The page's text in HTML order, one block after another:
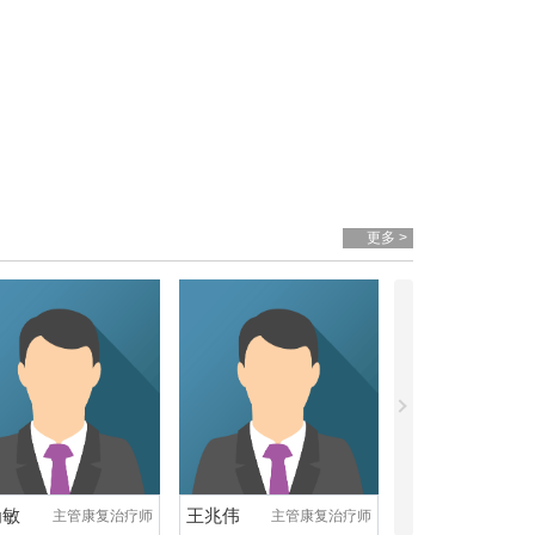
更多 >
主管康复治疗师 王兆伟 主管康复治疗师